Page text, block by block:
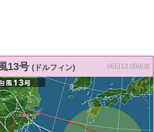
13号 (ドルフィン) 06日13:00現在